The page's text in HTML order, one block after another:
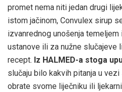
promet nema niti jedan drugi
istom jačinom, Convulex sirup
izvanrednog unošenja
ustanove ili za nužne slučajeve
recept. Iz HALMED-a stoga
slučaju bilo kakvih pitanja u
obrate svome liječniku ili